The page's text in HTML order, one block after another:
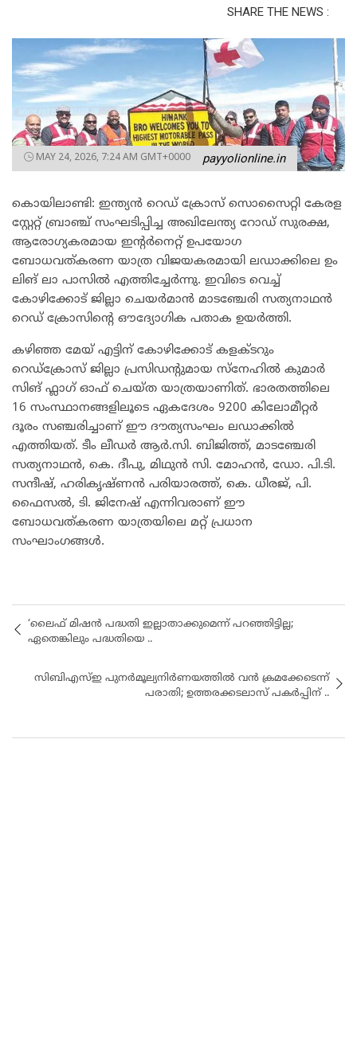
SHARE THE NEWS :
MAY 24, 2026, 7:24 AM GMT+0000 payyolionline.in
കൊയിലാണ്ടി: ഇന്ത്യൻ റെഡ് ക്രോസ് സൊസൈറ്റി കേരള
സ്റ്റേറ്റ് ബ്രാഞ്ച് സംഘടിപ്പിച്ച അഖിലേന്ത്യ റോഡ് സുരക്ഷ,
ആരോഗ്യകരമായ ഇന്റർനെറ്റ് ഉപയോഗ
ബോധവത്കരണ യാത്ര വിജയകരമായി ലഡാക്കിലെ ഉം
ലിങ് ലാ പാസിൽ എത്തിച്ചേർന്നു. ഇവിടെ വെച്ച്
കോഴിക്കോട് ജില്ലാ ചെയർമാൻ മാടഞ്ചേരി സത്യനാഥൻ
റെഡ് ക്രോസിന്റെ ഔദ്യോഗിക പതാക ഉയർത്തി.
​കഴിഞ്ഞ മേയ് എട്ടിന് കോഴിക്കോട് കളക്ടറും
റെഡ്ക്രോസ് ജില്ലാ പ്രസിഡന്റുമായ സ്നേഹിൽ കുമാർ
സിങ് ഫ്ലാഗ് ഓഫ് ചെയ്ത യാത്രയാണിത്. ഭാരതത്തിലെ
16 സംസ്ഥാനങ്ങളിലൂടെ ഏകദേശം 9200 കിലോമീറ്റർ
ദൂരം സഞ്ചരിച്ചാണ് ഈ ദൗത്യസംഘം ലഡാക്കിൽ
എത്തിയത്. ടീം ലീഡർ ആർ.സി. ബിജിത്ത്, മാടഞ്ചേരി
സത്യനാഥൻ, കെ. ദീപു, മിഥുൻ സി. മോഹൻ, ഡോ. പി.ടി.
സന്ദീഷ്, ഹരികൃഷ്ണൻ പരിയാരത്ത്, കെ. ധീരജ്, പി.
ഫൈസൽ, ടി. ജിനേഷ് എന്നിവരാണ് ഈ
ബോധവത്കരണ യാത്രയിലെ മറ്റ് പ്രധാന
സംഘാംഗങ്ങൾ.
‘ലൈഫ് മിഷൻ പദ്ധതി ഇല്ലാതാക്കുമെന്ന് പറഞ്ഞിട്ടില്ല;
ഏതെങ്കിലും പദ്ധതിയെ ..
സിബിഎസ്ഇ പുനർമൂല്യനിർണയത്തിൽ വൻ ക്രമക്കേടെന്ന്
പരാതി; ഉത്തരക്കടലാസ് പകർപ്പിന് ..